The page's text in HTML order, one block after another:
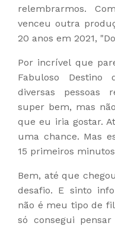
relembrarmos.
venceu outra
20 anos em 2021,
Por incrível que
Fabuloso
diversas pessoas
super bem, mas
que eu iria gostar.
uma chance. Mas
15 primeiros
Bem, até que
desafio. E sinto
não é meu tipo de
só consegui